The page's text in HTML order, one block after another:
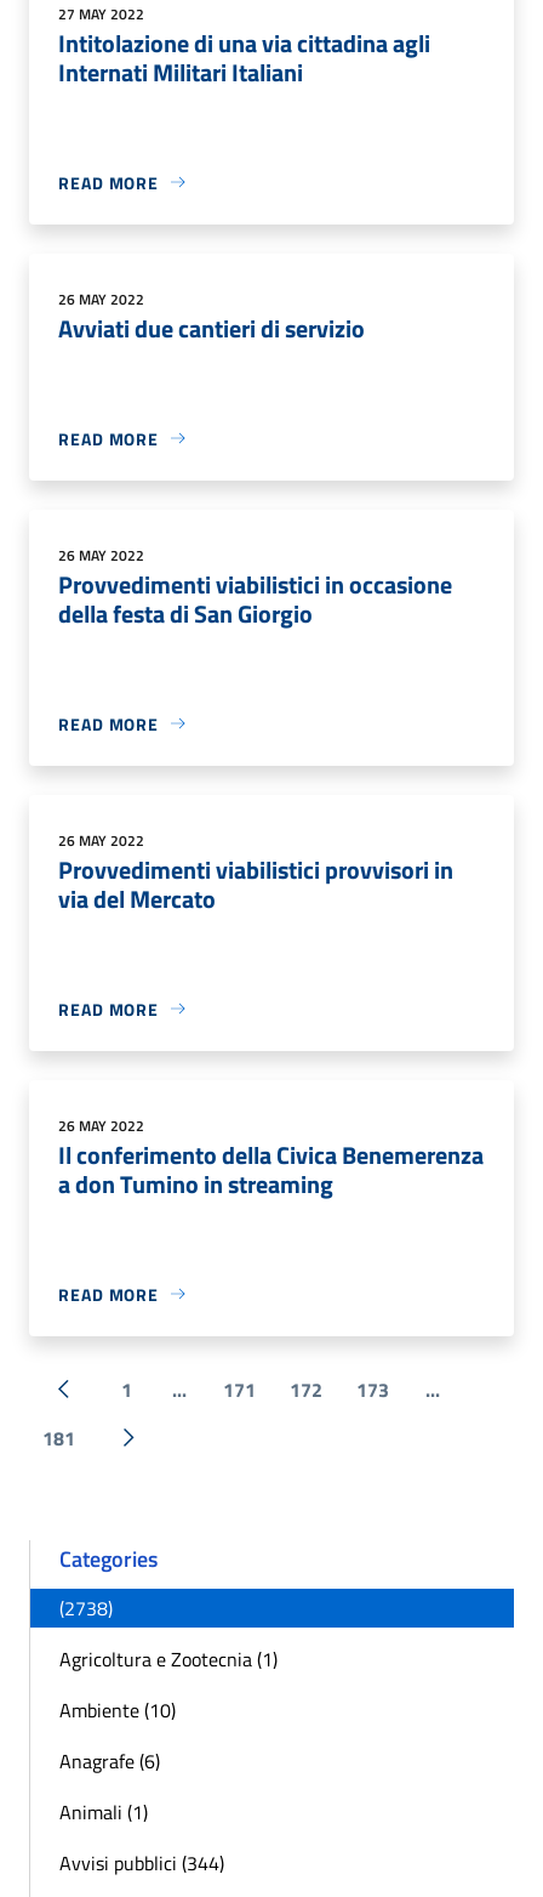
27 MAY 2022
Intitolazione di una via cittadina agli
Internati Militari Italiani
READ MORE
26 MAY 2022
Avviati due cantieri di servizio
READ MORE
26 MAY 2022
Provvedimenti viabilistici in occasione
della festa di San Giorgio
READ MORE
26 MAY 2022
Provvedimenti viabilistici provvisori in
via del Mercato
READ MORE
26 MAY 2022
Il conferimento della Civica Benemerenza
a don Tumino in streaming
READ MORE
« Previous
1 ... 171 172 173
...
181
Next »
Categories
(2738)
Agricoltura e Zootecnia (1)
Ambiente (10)
Anagrafe (6)
Animali (1)
Avvisi pubblici (344)